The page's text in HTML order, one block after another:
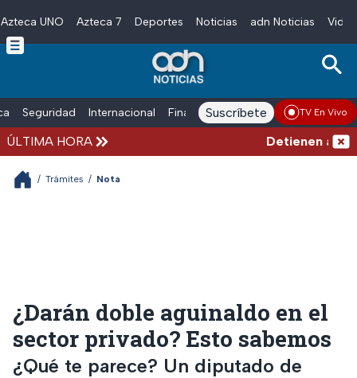
Skip to main content
Azteca UNO Azteca 7 Deportes Noticias adn Noticias
Seguridad Internacional Finanzas adn Noticias Radio
Suscríbete TV En Vivo
ÚLTIMA HORA Detienen al
/ Trámites / Nota
¿Darán doble aguinaldo en el
sector privado? Esto sabemos
¿Qué te parece? Un diputado de